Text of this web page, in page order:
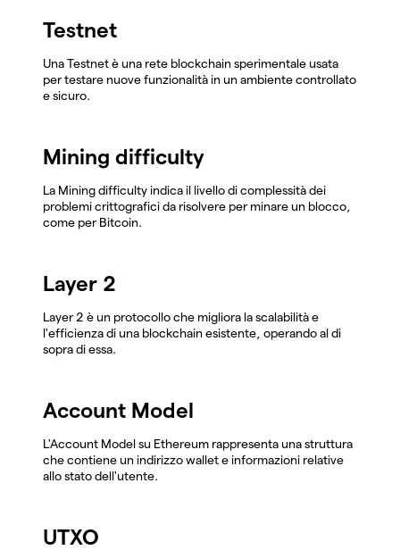
Testnet
Una Testnet è una rete blockchain sperimentale usata
per testare nuove funzionalità in un ambiente controllato
e sicuro.
Mining difficulty
La Mining difficulty indica il livello di complessità dei
problemi crittografici da risolvere per minare un blocco,
come per Bitcoin.
Layer 2
Layer 2 è un protocollo che migliora la scalabilità e
l'efficienza di una blockchain esistente, operando al di
sopra di essa.
Account Model
L'Account Model su Ethereum rappresenta una struttura
che contiene un indirizzo wallet e informazioni relative
allo stato dell'utente.
UTXO